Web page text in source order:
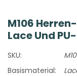
M106
Lace Und
SKU:
Basismaterial: